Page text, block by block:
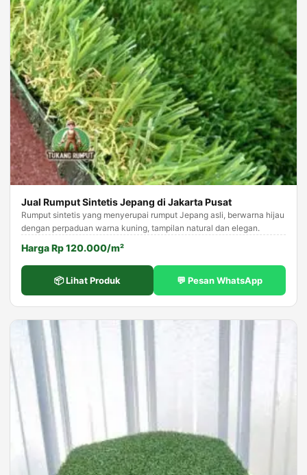
Jual Rumput Sintetis Jepang di Jakarta Pusat
Rumput sintetis yang menyerupai rumput Jepang asli, berwarna hijau
dengan perpaduan warna kuning, tampilan natural dan elegan.
Harga Rp 120.000/m²
📦 Lihat Produk 💬 Pesan WhatsApp